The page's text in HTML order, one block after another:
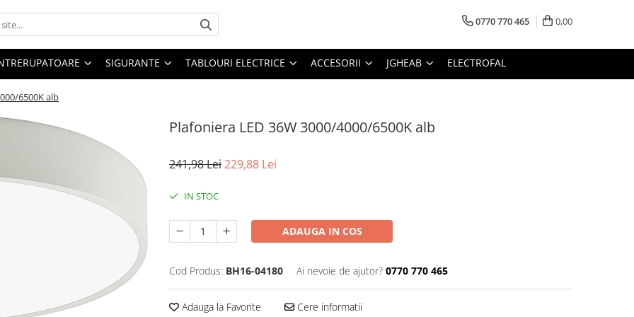
0770 770 465 0,00
SIGURANTE TABLOURI ELECTRICE ACCESORII JGHEAB ELECTROFAL
6500K alb
Plafoniera LED 36W 3000/4000/6500K alb
241,98 Lei229,88 Lei
IN STOC
ADAUGA IN COS
Cod Produs: BH16-04180 Ai nevoie de ajutor? 0770 770 465
Adauga la Favorite Cere informatii